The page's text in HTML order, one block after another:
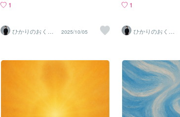
あるがまま在るが儘わたしは 神の光〜
が、今日も優しく世界を照らしますよう
に。《光は今日もあなたと共にありま
1
ひかりのおくり
て〜SinMa〜
2025/10/05
けもわからないまま
先にあったのはあた
ひかりずっと昔から
あなたの心にも、あ
寄り添いますように
たと共にあります。》
1
ひかりのおくり
て〜SinMa〜